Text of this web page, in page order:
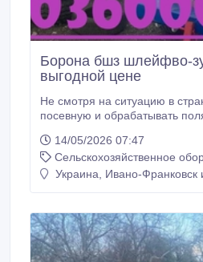
Борона бшз шлейфво-
выгодной цене
Не смотря на ситуацию в стране, следует
посевную и обрабатывать поля,
бороны БШЗ-7, БШЗ-11, БШЗ-15. Зубовые
шлейфовые бороны отлично
обработки грунта с точным
обеспечивает оптимальные
транспортировки агрегата к
технологического процесса
14/05/2026 07:47
Сельскохозяйственное
Украина, Ивано-Франковск